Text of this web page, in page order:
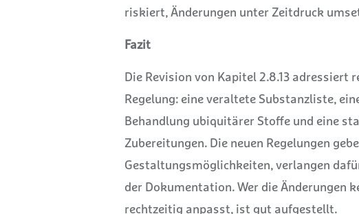
riskiert, Änderungen unter Zeitdruck
Fazit
Die Revision von Kapitel 2.8.13 adressiert
Regelung: eine veraltete Substanzliste,
Behandlung ubiquitärer Stoffe und eine
Zubereitungen. Die neuen Regelungen
Gestaltungsmöglichkeiten, verlangen
der Dokumentation. Wer die Änderungen
rechtzeitig anpasst, ist gut aufgestellt.